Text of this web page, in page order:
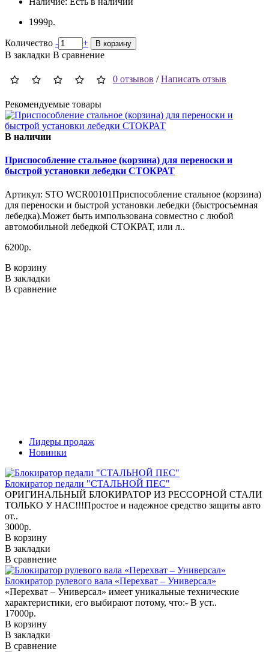
1999р.
Количество - + В корзину
В закладки В сравнение
0 отзывов /Написать отзыв
Рекомендуемые товары
В наличии
Приспособление стальное (корзина) для переноски и
быстрой установки лебедки СТОКРАТ
Артикул: STO WCR00101Приспособление стальное (корзина)
для переноски и быстрой установки лебедки (быстросъемная
лебедка).Может быть импользована совместно с любой
автомобильной лебедкой СТОКРАТ, или л..
6200р.
В корзину
В закладки
В сравнение
Лидеры продаж
Новинки
Блокиратор педали "СТАЛЬНОЙ ПЕС"
ОРИГИНАЛЬНЫЙ БЛОКИРАТОР ИЗ РЕССОРНОЙ СТАЛИ
ТОЛЬКО У НАС!!!Простое и надежное средство защиты авто
от..
3000р.
В корзину
В закладки
В сравнение
Блокиратор рулевого вала «Перехват – Универсал»
«Перехват – Универсал» имеет уникальные технические
характеристики, его выбирают потому, что:- В уст..
17000р.
В корзину
В закладки
В сравнение